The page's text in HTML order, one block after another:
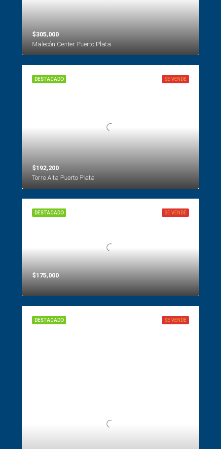
$305,000
Malecón Center Puerto Plata
SE VENDE
DESTACADO
$192,200
Torre Alta Puerto Plata
SE VENDE
DESTACADO
$175,000
SE VENDE
DESTACADO